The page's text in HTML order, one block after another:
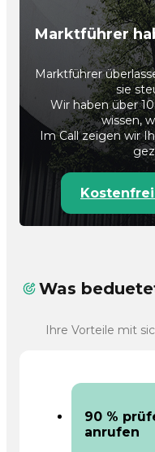
Marktführer
Marktführer
sie
Wir haben über
wissen,
Im Call zeigen wir
Was
Ihre Vorteile mit
90 %
anrufen